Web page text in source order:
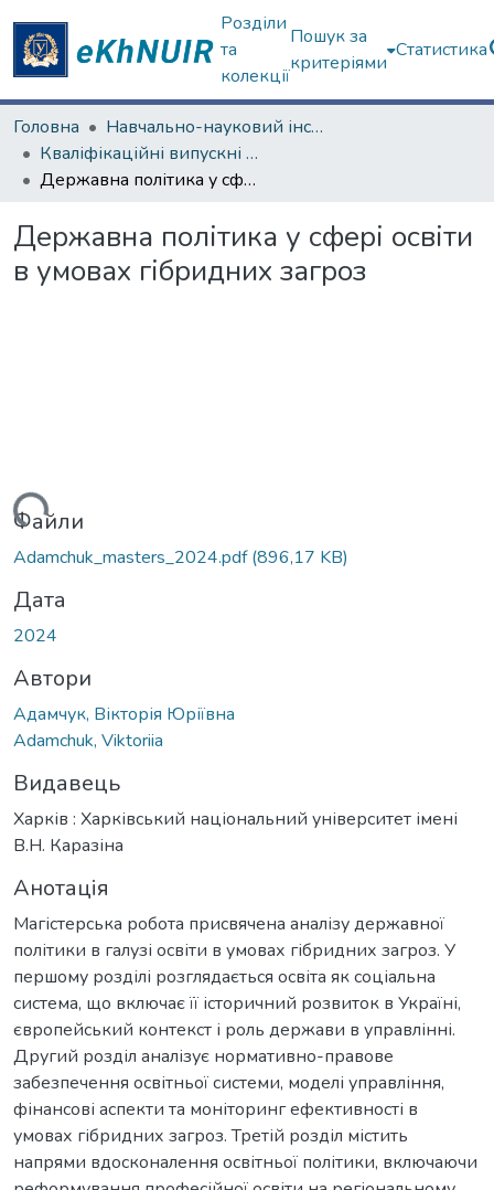
Розділи
та
колекції
Пошук за
критеріями
Статистика
Головна
Навчально-науковий інститут "Інститут державного управління"
Кваліфікаційні випускні роботи магістрів. Інститут державного управління
Державна політика у сфері освіти в умовах гібридних загроз
Державна політика у сфері освіти
в умовах гібридних загроз
Файли
Adamchuk_masters_2024.pdf(896,17 KB)
Дата
2024
Автори
Адамчук, Вікторія Юріївна
Adamchuk, Viktoriia
Видавець
Харків : Харківський національний університет імені
В.Н. Каразіна
Анотація
Магістерська робота присвячена аналізу державної
політики в галузі освіти в умовах гібридних загроз. У
першому розділі розглядається освіта як соціальна
система, що включає її історичний розвиток в Україні,
європейський контекст і роль держави в управлінні.
Другий розділ аналізує нормативно-правове
забезпечення освітньої системи, моделі управління,
фінансові аспекти та моніторинг ефективності в
умовах гібридних загроз. Третій розділ містить
напрями вдосконалення освітньої політики, включаючи